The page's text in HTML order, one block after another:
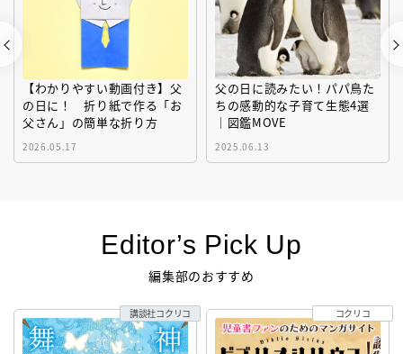
【わかりやすい動画付き】父
の日に！ 折り紙で作る「お
父さん」の簡単な折り方
2026.05.17
父の日に読みたい！パパ鳥た
ちの感動的な子育て生態4選
｜図鑑MOVE
2025.06.13
Editor’s Pick Up
編集部のおすすめ
講談社コクリコ コクリコ